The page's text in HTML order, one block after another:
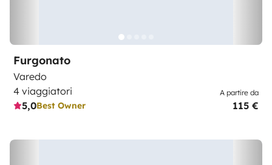
Furgonato
Varedo
4 viaggiatori
5,0Best Owner
A partire da
115 €